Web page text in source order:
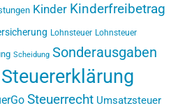
Kinder Kinderfreibetrag
Lohnsteuer Lohnsteuer
Scheidung Sonderausgaben
Steuererklärung
Steuerrecht Umsatzsteuer